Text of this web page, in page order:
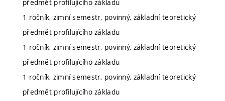
předmět profilujícího základu
1 ročník, zimní semestr, povinný, základní teoretický
předmět profilujícího základu
1 ročník, zimní semestr, povinný, základní teoretický
předmět profilujícího základu
1 ročník, zimní semestr, povinný, základní teoretický
předmět profilujícího základu